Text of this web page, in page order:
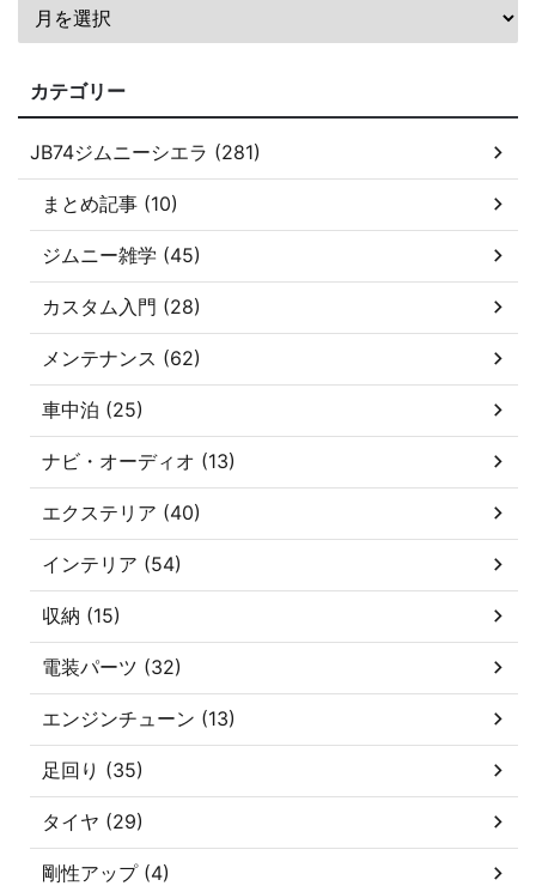
カテゴリー
JB74ジムニーシエラ (281)
まとめ記事 (10)
ジムニー雑学 (45)
カスタム入門 (28)
メンテナンス (62)
車中泊 (25)
ナビ・オーディオ (13)
エクステリア (40)
インテリア (54)
収納 (15)
電装パーツ (32)
エンジンチューン (13)
足回り (35)
タイヤ (29)
剛性アップ (4)